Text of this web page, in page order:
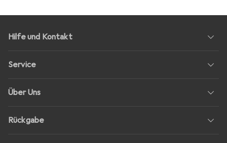
Hilfe und Kontakt
Service
Über Uns
Rückgabe